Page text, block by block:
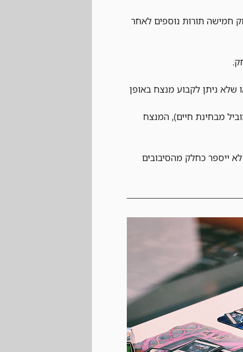
חמישה תורות נוספים לאחר
ניתן לקבוע מנצח באופן
מבחינת חיים), המנצח
ייספר כחלק מהסיבובים